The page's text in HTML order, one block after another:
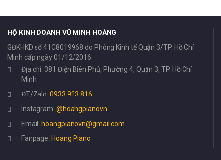
HỘ KINH DOANH VŨ MINH HOÀNG
GĐKHKD số 41C8019968 do Phòng Kinh tế Quận 3/TP. Hồ Chí
Minh cấp ngày 01/12/2016.
Địa chỉ: 381 Điện Biên Phủ, Phường 4, Quận 3, TP. Hồ Chí
Minh.
ĐT/Zalo: 0933.933.816
Instagram: @hoangpianovn
Email: hoangpianovn@gmail.com
Fanpage: Hoang Piano